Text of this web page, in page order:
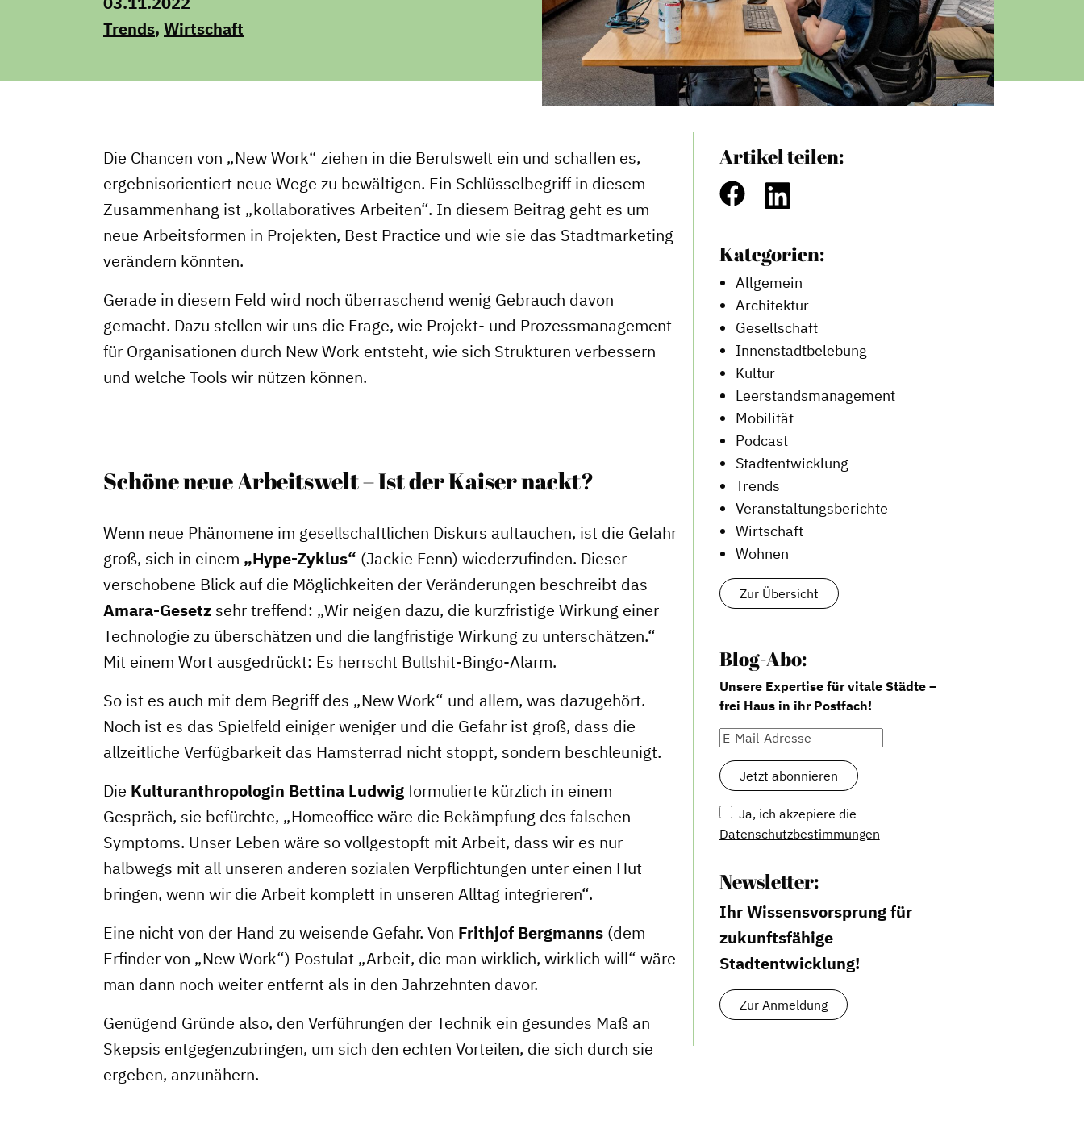
Trends, Wirtschaft
Die Chancen von „New Work“ ziehen in die Berufswelt ein und schaffen es,
ergebnisorientiert neue Wege zu bewältigen. Ein Schlüsselbegriff in diesem
Zusammenhang ist „kollaboratives Arbeiten“. In diesem Beitrag geht es um
neue Arbeitsformen in Projekten, Best Practice und wie sie das Stadtmarketing
verändern könnten.
Gerade in diesem Feld wird noch überraschend wenig Gebrauch davon
gemacht. Dazu stellen wir uns die Frage, wie Projekt- und Prozessmanagement
für Organisationen durch New Work entsteht, wie sich Strukturen verbessern
und welche Tools wir nützen können.
Schöne neue Arbeitswelt – Ist der Kaiser nackt?
Wenn neue Phänomene im gesellschaftlichen Diskurs auftauchen, ist die Gefahr
groß, sich in einem „Hype-Zyklus“ (Jackie Fenn) wiederzufinden. Dieser
verschobene Blick auf die Möglichkeiten der Veränderungen beschreibt das
Amara-Gesetz sehr treffend: „Wir neigen dazu, die kurzfristige Wirkung einer
Technologie zu überschätzen und die langfristige Wirkung zu unterschätzen.“
Mit einem Wort ausgedrückt: Es herrscht Bullshit-Bingo-Alarm.
So ist es auch mit dem Begriff des „New Work“ und allem, was dazugehört.
Noch ist es das Spielfeld einiger weniger und die Gefahr ist groß, dass die
allzeitliche Verfügbarkeit das Hamsterrad nicht stoppt, sondern beschleunigt.
Die Kulturanthropologin Bettina Ludwigformulierte kürzlich in einem
Gespräch, sie befürchte, „Homeoffice wäre die Bekämpfung des falschen
Symptoms. Unser Leben wäre so vollgestopft mit Arbeit, dass wir es nur
halbwegs mit all unseren anderen sozialen Verpflichtungen unter einen Hut
bringen, wenn wir die Arbeit komplett in unseren Alltag integrieren“.
Eine nicht von der Hand zu weisende Gefahr. Von Frithjof Bergmanns (dem
Erfinder von „New Work“) Postulat „Arbeit, die man wirklich, wirklich will“ wäre
man dann noch weiter entfernt als in den Jahrzehnten davor.
Genügend Gründe also, den Verführungen der Technik ein gesundes Maß an
Skepsis entgegenzubringen, um sich den echten Vorteilen, die sich durch sie
ergeben, anzunähern.
Artikel teilen:
Kategorien:
Allgemein
Architektur
Gesellschaft
Innenstadtbelebung
Kultur
Leerstandsmanagement
Mobilität
Podcast
Stadtentwicklung
Trends
Veranstaltungsberichte
Wirtschaft
Wohnen
Zur Übersicht
Blog-Abo:
Unsere Expertise für vitale Städte –
frei Haus in ihr Postfach!
Ja, ich akzepiere die
Datenschutzbestimmungen
Newsletter:
Ihr Wissensvorsprung für
zukunftsfähige
Stadtentwicklung!
Zur Anmeldung